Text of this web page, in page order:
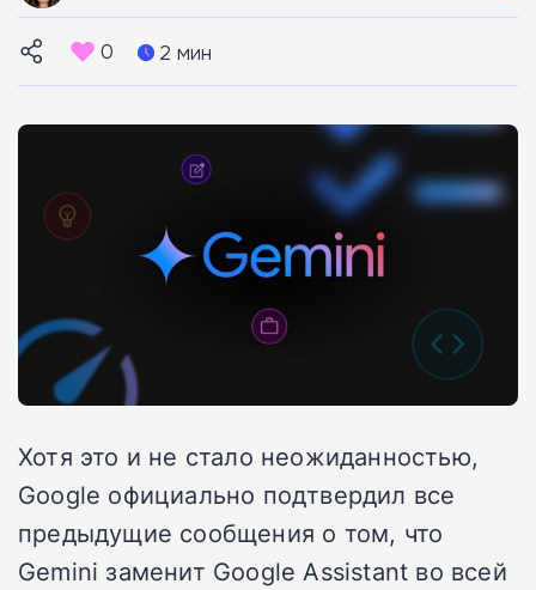
0 2 мин
Хотя это и не стало неожиданностью,
Google официально подтвердил все
предыдущие сообщения о том, что
Gemini заменит Google Assistant во всей